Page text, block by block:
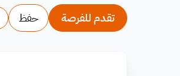
تقدم للفرصة حفظ